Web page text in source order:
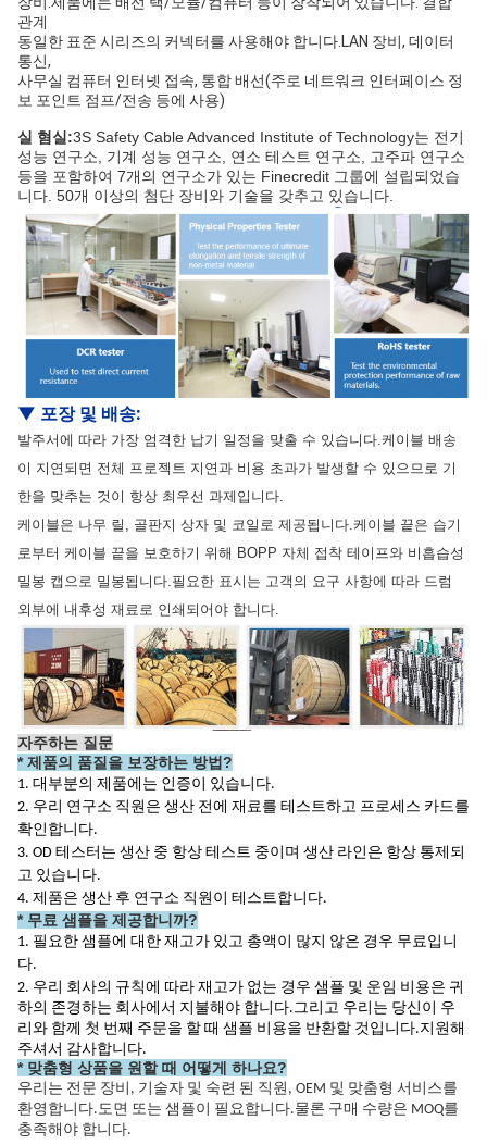
관계
동일한 표준 시리즈의 커넥터를 사용해야 합니다.LAN 장비, 데이터
통신,
사무실 컴퓨터 인터넷 접속, 통합 배선(주로 네트워크 인터페이스 정
보 포인트 점프/전송 등에 사용)
실 혐실:3S Safety Cable Advanced Institute of Technology는 전기
성능 연구소, 기계 성능 연구소, 연소 테스트 연구소, 고주파 연구소
등을 포함하여 7개의 연구소가 있는 Finecredit 그룹에 설립되었습
니다. 50개 이상의 첨단 장비와 기술을 갖추고 있습니다.
▼ 포장 및 배송:
발주서에 따라 가장 엄격한 납기 일정을 맞출 수 있습니다.케이블 배송
이 지연되면 전체 프로젝트 지연과 비용 초과가 발생할 수 있으므로 기
한을 맞추는 것이 항상 최우선 과제입니다.
케이블은 나무 릴, 골판지 상자 및 코일로 제공됩니다.케이블 끝은 습기
로부터 케이블 끝을 보호하기 위해 BOPP 자체 접착 테이프와 비흡습성
밀봉 캡으로 밀봉됩니다.필요한 표시는 고객의 요구 사항에 따라 드럼
외부에 내후성 재료로 인쇄되어야 합니다.
자주하는 질문
*제품의 품질을 보장하는 방법?
1. 대부분의 제품에는 인증이 있습니다.
2. 우리 연구소 직원은 생산 전에 재료를 테스트하고 프로세스 카드를
확인합니다.
3. OD 테스터는 생산 중 항상 테스트 중이며 생산 라인은 항상 통제되
고 있습니다.
4. 제품은 생산 후 연구소 직원이 테스트합니다.
* 무료 샘플을 제공합니까?
1. 필요한 샘플에 대한 재고가 있고 총액이 많지 않은 경우 무료입니
다.
2. 우리 회사의 규칙에 따라 재고가 없는 경우 샘플 및 운임 비용은 귀
하의 존경하는 회사에서 지불해야 합니다.그리고 우리는 당신이 우
리와 함께 첫 번째 주문을 할 때 샘플 비용을 반환할 것입니다.지원해
주셔서 감사합니다.
* 맞춤형 상품을 원할 때 어떻게 하나요?
우리는 전문 장비, 기술자 및 숙련 된 직원, OEM 및 맞춤형 서비스를
환영합니다.도면 또는 샘플이 필요합니다.물론 구매 수량은 MOQ를
충족해야 합니다.